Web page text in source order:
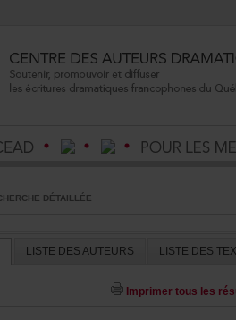
LISTEDESAUTEURS